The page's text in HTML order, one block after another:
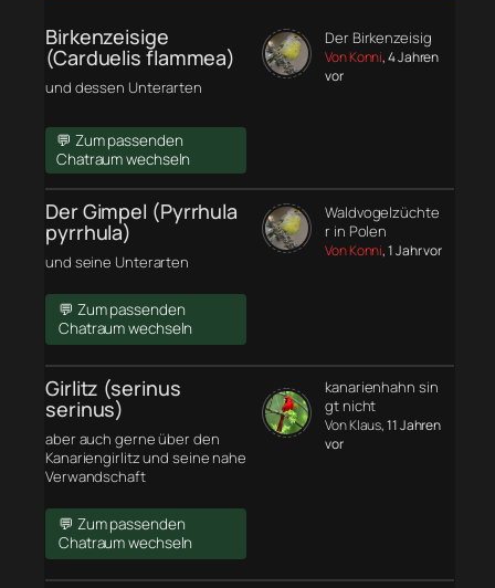
Birkenzeisige
(Carduelis flammea)
und dessen Unterarten
💬 Zum passenden
Chatraum wechseln
Der Birkenzeisig
Von Konni, 4 Jahren
vor
Der Gimpel (Pyrrhula
pyrrhula)
und seine Unterarten
💬 Zum passenden
Chatraum wechseln
Waldvogelzüchte
r in Polen
Von Konni, 1 Jahr vor
Girlitz (serinus
serinus)
aber auch gerne über den
Kanariengirlitz und seine nahe
Verwandschaft
💬 Zum passenden
Chatraum wechseln
kanarienhahn sin
gt nicht
Von Klaus, 11 Jahren
vor